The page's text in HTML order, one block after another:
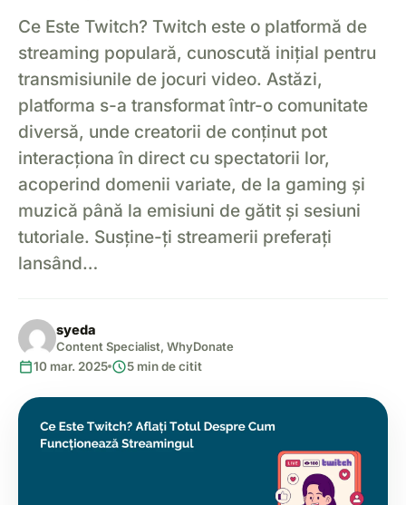
Ce Este Twitch? Twitch este o platformă de
streaming populară, cunoscută inițial pentru
transmisiunile de jocuri video. Astăzi,
platforma s-a transformat într-o comunitate
diversă, unde creatorii de conținut pot
interacționa în direct cu spectatorii lor,
acoperind domenii variate, de la gaming și
muzică până la emisiuni de gătit și sesiuni
tutoriale. Susține-ți streamerii preferați
lansând…
syeda
Content Specialist, WhyDonate
calendar_today10 mar. 2025 schedule5 min de citit